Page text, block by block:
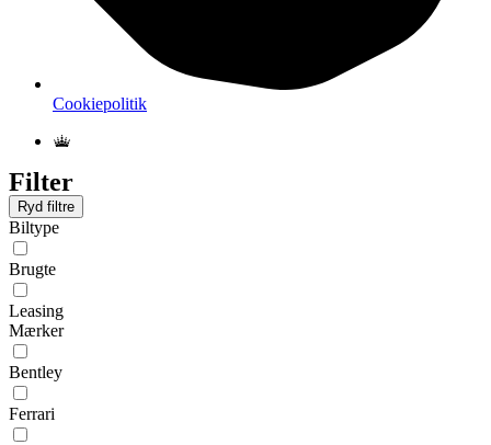
Cookiepolitik
Filter
Ryd filtre
Biltype
Brugte
Leasing
Mærker
Bentley
Ferrari